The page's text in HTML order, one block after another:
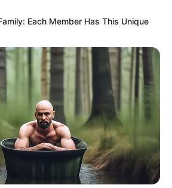
นก็รักใคร่ ผู้คนให้ความเมตตา
จ ทำสิ่งใดก็สมปรารถนา มีโชคลาภ
Each Member Has This Unique